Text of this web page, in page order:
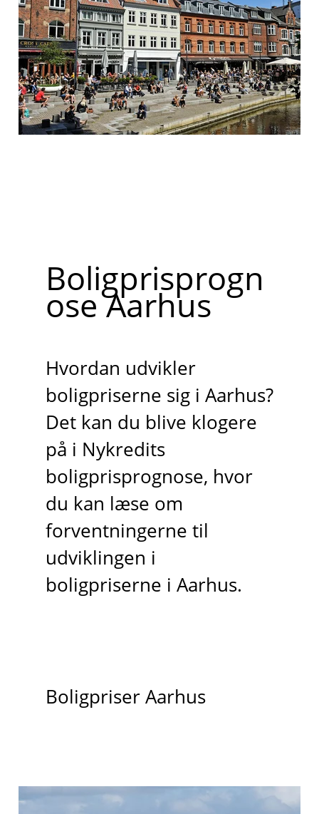
Boligprisprogn
ose Aarhus
Hvordan udvikler
boligpriserne sig i Aarhus?
Det kan du blive klogere
på i Nykredits
boligprisprognose, hvor
du kan læse om
forventningerne til
udviklingen i
boligpriserne i Aarhus.
Boligpriser Aarhus